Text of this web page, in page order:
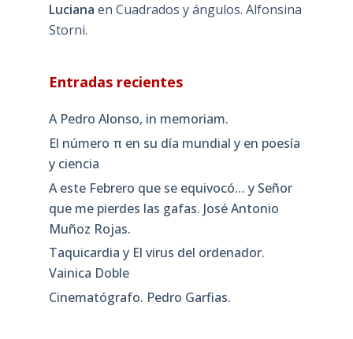
Luciana en Cuadrados y ángulos. Alfonsina
Storni.
Entradas recientes
A Pedro Alonso, in memoriam.
El número π en su día mundial y en poesía
y ciencia
A este Febrero que se equivocó… y Señor
que me pierdes las gafas. José Antonio
Muñoz Rojas.
Taquicardia y El virus del ordenador.
Vainica Doble
Cinematógrafo. Pedro Garfias.